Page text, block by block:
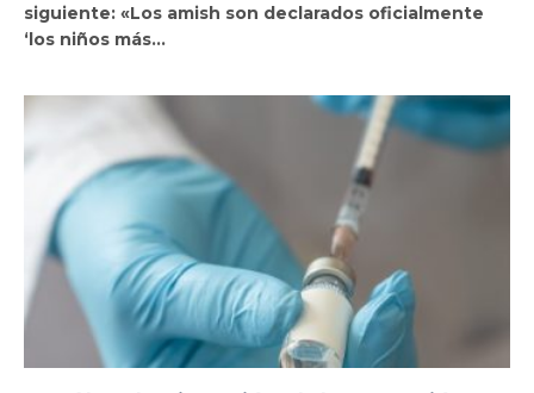
siguiente: «Los amish son declarados oficialmente
‘los niños más…